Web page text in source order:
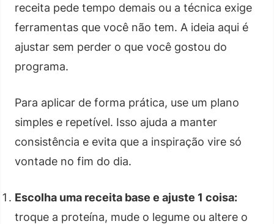
receita pede tempo demais ou a técnica exige
ferramentas que você não tem. A ideia aqui é
ajustar sem perder o que você gostou do
programa.
Para aplicar de forma prática, use um plano
simples e repetível. Isso ajuda a manter
consistência e evita que a inspiração vire só
vontade no fim do dia.
Escolha uma receita base e ajuste 1 coisa:
troque a proteína, mude o legume ou altere o